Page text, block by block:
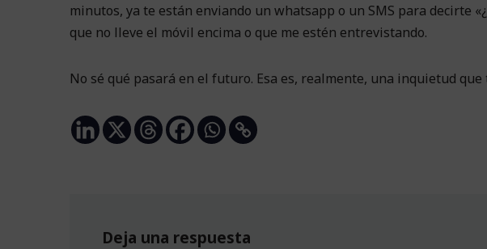
minutos, ya te están enviando un whatsapp o un SMS para decirte
que no lleve el móvil encima o que me estén entrevistando.
No sé qué pasará en el futuro. Esa es, realmente, una inquietud que
Deja una respuesta